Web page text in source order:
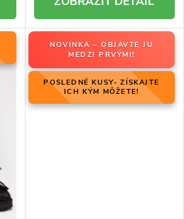
NOVINKA – OBJAVTE JU
MEDZI PRVÝMI!
POSLEDNÉ KUSY- ZÍSKAJTE
ICH KÝM MÔŽETE!